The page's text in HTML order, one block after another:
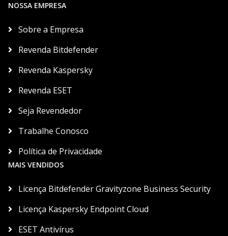
NOSSA EMPRESA
Sobre a Empresa
Revenda Bitdefender
Revenda Kaspersky
Revenda ESET
Seja Revendedor
Trabalhe Conosco
Política de Privacidade
MAIS VENDIDOS
Licença Bitdefender Gravityzone Business Security
Licença Kaspersky Endpoint Cloud
ESET Antivírus